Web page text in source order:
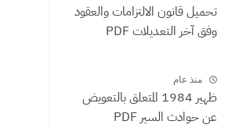
تحميل قانون الالتزامات والعقود
وفق آخر التعديلات PDF
منذ عام
ظهير 1984 المتعلق بالتعويض
عن حوادث السير PDF